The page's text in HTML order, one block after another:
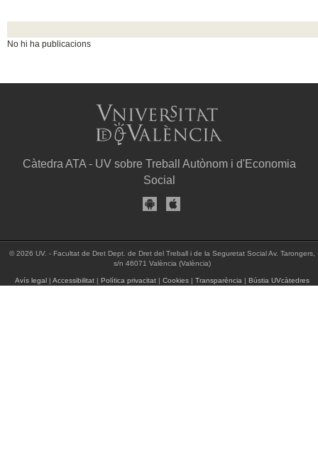
No hi ha publicacions
Càtedra ATA - UV sobre Treball Autònom i d'Economia
Social
© 2026 UV. - Facultat de Dret Dept. de Dret del Treball i de la Seguretat Social Av. Tarongers,
s/n 46071 València (València)
Avís legal |Accessibilitat |Política privacitat |Cookies |Transparència |Bústia UVcàtedres